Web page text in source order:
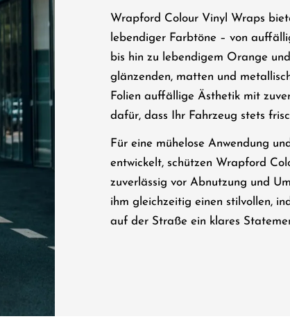
Wrapford Colour Vinyl Wraps
lebendiger Farbtöne – von
bis hin zu lebendigem Orange
glänzenden, matten und
Folien auffällige Ästhetik mit
dafür, dass Ihr Fahrzeug stets
Für eine mühelose Anwendung
entwickelt, schützen Wrapford
zuverlässig vor Abnutzung und
ihm gleichzeitig einen stilvollen,
auf der Straße ein klares